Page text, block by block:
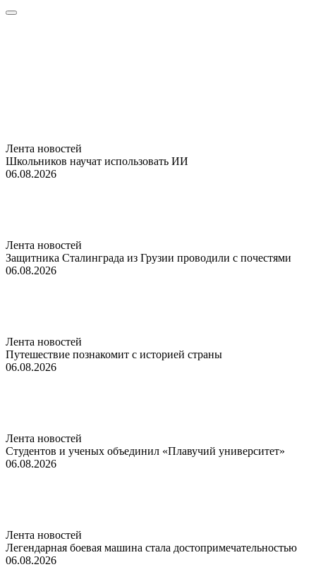
Лента новостей
Школьников научат использовать ИИ
06.08.2026
Лента новостей
Защитника Сталинграда из Грузии проводили с почестями
06.08.2026
Лента новостей
Путешествие познакомит с историей страны
06.08.2026
Лента новостей
Студентов и ученых объединил «Плавучий университет»
06.08.2026
Лента новостей
Легендарная боевая машина стала достопримечательностью
06.08.2026